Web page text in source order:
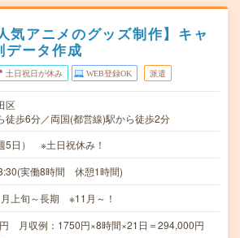
気アニメのグッズ制作】キャ
データ作成
土日祝日が休み WEB登録OK 派遣
区
徒歩6分／両国(都営線)駅から徒歩2分
5日） ※土日祝休み！
実働8時間 休憩1時間)
上旬～長期 ※11月～！
月収例：1750円×8時間×21日＝294,000円